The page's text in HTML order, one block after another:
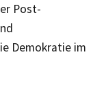
Post-
Demokratie im